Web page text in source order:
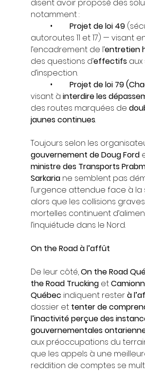
disent avoir proposé des
notamment :
Projet de loi 49
autoroutes 11 et 17) — visant
l’encadrement de l’entretien
des questions d’effectifs aux
d’inspection.
Projet de loi 79
visant à interdire les
des routes marquées de
jaunes continues.
Toujours selon les
gouvernement de Doug Ford
ministre des Transports
Sarkaria ne semblent pas
l’urgence attendue face à la
alors que les collisions
mortelles continuent
l’inquiétude dans le Nord.
On the Road à l’affût
De leur côté, On the Road
the Road Trucking et
Québec indiquent rester à
dossier et tenter de
l’inactivité perçue des
gouvernementales
aux préoccupations du
que les appels à une
reddition de comptes se